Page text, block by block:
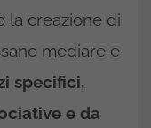
la creazione di
mediare e
specifici,
e da